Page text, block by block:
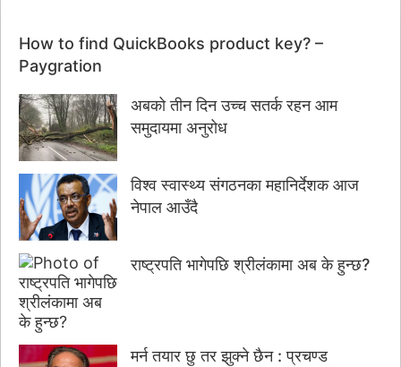
How to find QuickBooks product key? –
Paygration
अबको तीन दिन उच्च सतर्क रहन आम
समुदायमा अनुरोध
विश्व स्वास्थ्य संगठनका महानिर्देशक आज
नेपाल आउँदै
राष्ट्रपति भागेपछि श्रीलंकामा अब के हुन्छ?
मर्न तयार छु तर झुक्ने छैन : प्रचण्ड